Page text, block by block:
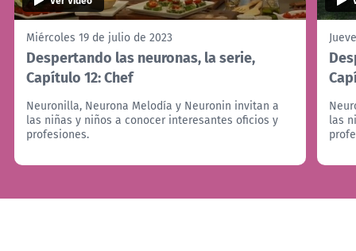
Miércoles 19 de julio de 2023
Despertando las neuronas, la serie,
Capítulo 12: Chef
Neuronilla, Neurona Melodía y Neuronin invitan a
las niñas y niños a conocer interesantes oficios y
profesiones.
las